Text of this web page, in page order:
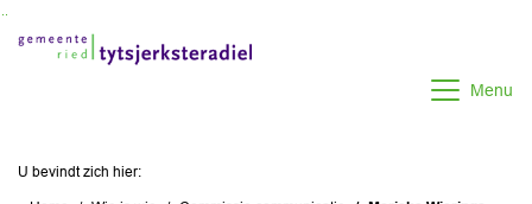
Menu
U bevindt zich hier: